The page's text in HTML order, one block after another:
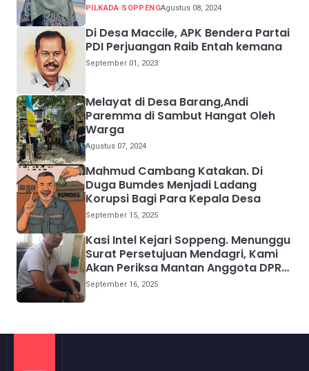
PILKADA SOPPENGAgustus 08, 2024
Di Desa Maccile, APK Bendera Partai
PDI Perjuangan Raib Entah kemana
September 01, 2023
Melayat di Desa Barang,Andi
Paremma di Sambut Hangat Oleh
Warga
Agustus 07, 2024
Mahmud Cambang Katakan. Di
Duga Bumdes Menjadi Ladang
Korupsi Bagi Para Kepala Desa
September 15, 2025
Kasi Intel Kejari Soppeng. Menunggu
Surat Persetujuan Mendagri, Kami
Akan Periksa Mantan Anggota DPRD
Provinsi Sulsel
September 16, 2025